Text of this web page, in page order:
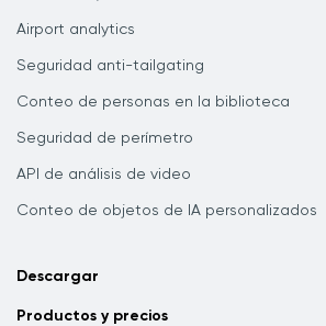
Airport analytics
Seguridad anti-tailgating
Conteo de personas en la biblioteca
Seguridad de perímetro
API de análisis de video
Conteo de objetos de IA personalizados
Descargar
Productos y precios